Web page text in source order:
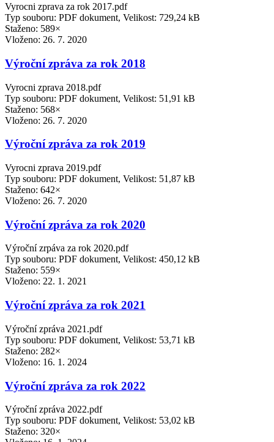
Vyrocni zprava za rok 2017.pdf
Typ souboru: PDF dokument, Velikost: 729,24 kB
Staženo: 589×
Vloženo: 26. 7. 2020
Výroční zpráva za rok 2018
Vyrocni zprava 2018.pdf
Typ souboru: PDF dokument, Velikost: 51,91 kB
Staženo: 568×
Vloženo: 26. 7. 2020
Výroční zpráva za rok 2019
Vyrocni zprava 2019.pdf
Typ souboru: PDF dokument, Velikost: 51,87 kB
Staženo: 642×
Vloženo: 26. 7. 2020
Výroční zpráva za rok 2020
Výroční zrpáva za rok 2020.pdf
Typ souboru: PDF dokument, Velikost: 450,12 kB
Staženo: 559×
Vloženo: 22. 1. 2021
Výroční zpráva za rok 2021
Výroční zpráva 2021.pdf
Typ souboru: PDF dokument, Velikost: 53,71 kB
Staženo: 282×
Vloženo: 16. 1. 2024
Výroční zpráva za rok 2022
Výroční zpráva 2022.pdf
Typ souboru: PDF dokument, Velikost: 53,02 kB
Staženo: 320×